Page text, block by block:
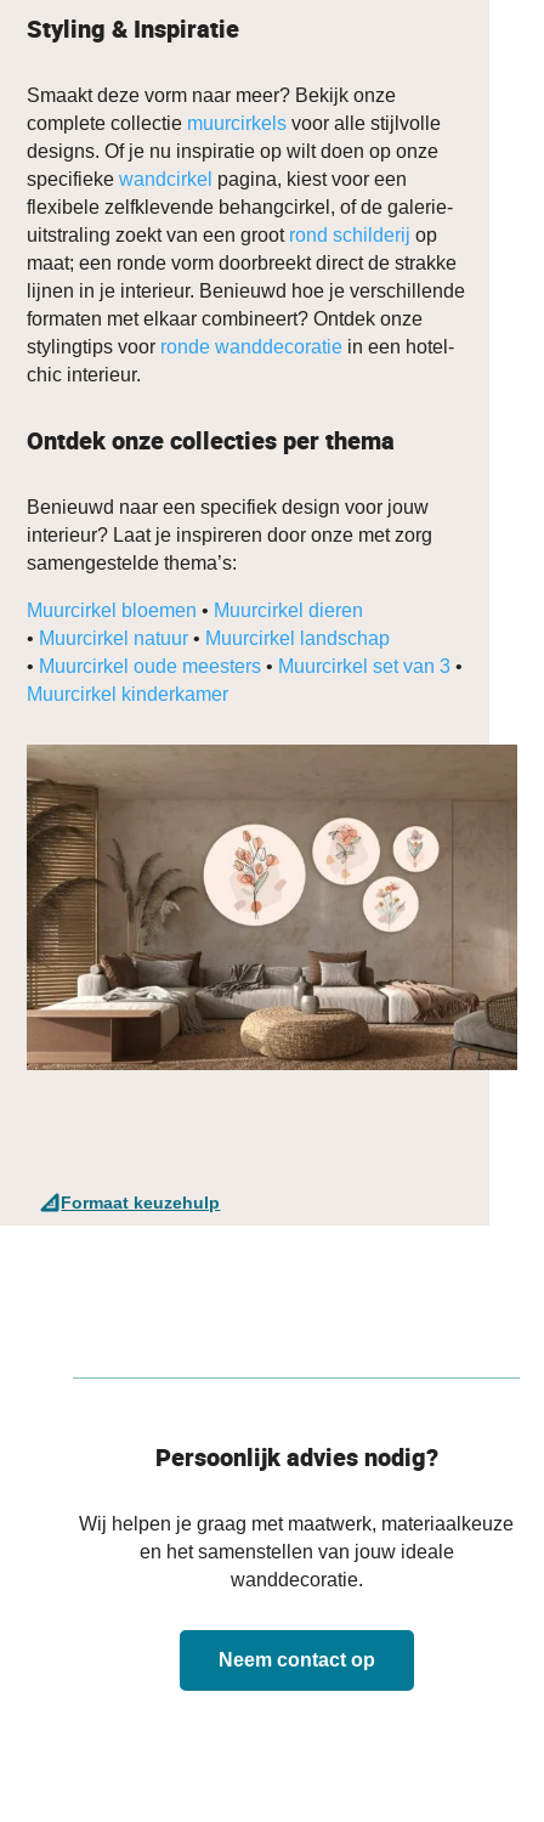
Styling & Inspiratie
Smaakt deze vorm naar meer? Bekijk onze
complete collectie muurcirkels voor alle stijlvolle
designs. Of je nu inspiratie op wilt doen op onze
specifiekewandcirkel pagina, kiest voor een
flexibele zelfklevende behangcirkel, of de galerie-
uitstraling zoekt van een groot rond schilderij op
maat; een ronde vorm doorbreekt direct de strakke
lijnen in je interieur. Benieuwd hoe je verschillende
formaten met elkaar combineert? Ontdek onze
stylingtips voor ronde wanddecoratie in een hotel-
chic interieur.
Ontdek onze collecties per thema
Benieuwd naar een specifiek design voor jouw
interieur? Laat je inspireren door onze met zorg
samengestelde thema’s:
Muurcirkel bloemen • Muurcirkel dieren
• Muurcirkel natuur • Muurcirkel landschap
• Muurcirkel oude meesters • Muurcirkel set van 3 •
Muurcirkel kinderkamer
Formaat keuzehulp
Persoonlijk advies nodig?
Wij helpen je graag met maatwerk, materiaalkeuze
en het samenstellen van jouw ideale
wanddecoratie.
Neem contact op